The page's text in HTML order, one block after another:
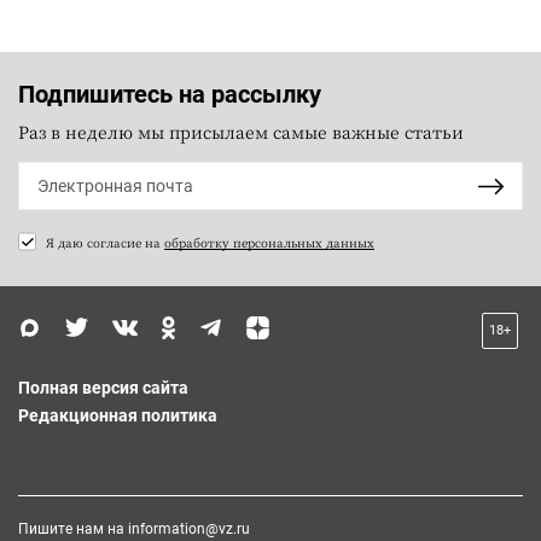
Подпишитесь на рассылку
Раз в неделю мы присылаем самые важные статьи
Я даю согласие на обработку персональных данных
18+
Полная версия сайта
Редакционная политика
Пишите нам на information@vz.ru